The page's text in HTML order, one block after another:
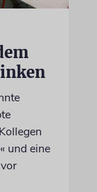
und eine